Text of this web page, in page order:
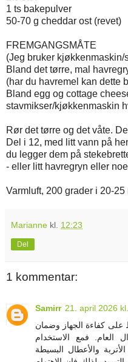
1 ts bakepulver
50-70 g cheddar ost (revet)
FREMGANGSMÅTE
(Jeg bruker kjøkkenmaskin/
Bland det tørre, mal
(har du havremel kan dette
Bland egg og cottage
stavmikser/kjøkkenmaskin
Rør det tørre og det våte.
Del i 12, med litt vann på
du legger dem på
- eller litt havregryn eller
Varmluft, 200 grader i 20-25
Marianne kl. 12:23
Del
1 kommentar:
Samirr 21. april 2026
على كفاءة الجهاز وضمان
فمع الاستخدام
والأعطال البسيطة